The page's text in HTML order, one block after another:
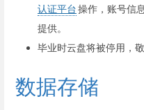
认证平台操作，账号信
提供。
毕业时云盘将被停用，
数据存储